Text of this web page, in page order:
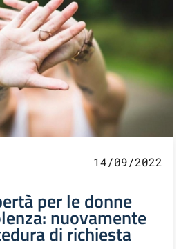
14/09/2022
per le donne
nuovamente
di richiesta